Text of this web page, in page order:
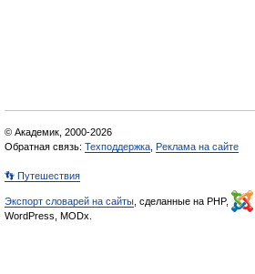
© Академик, 2000-2026
Обратная связь: Техподдержка Реклама на сайте
👣 Путешествия
Экспорт словарей на сайты , сделанные на PHP,
WordPress, MODx.